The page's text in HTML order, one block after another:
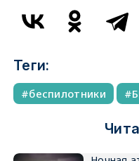
Теги:
беспилотники